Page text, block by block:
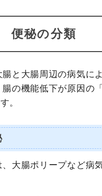
便秘の分類
と大腸周辺の病気に
の機能低下が原因の
。
大腸ポリープなど病